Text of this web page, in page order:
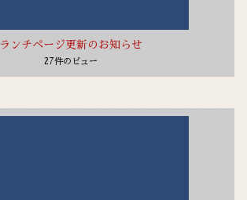
ランチページ更新のお知らせ
27件のビュー